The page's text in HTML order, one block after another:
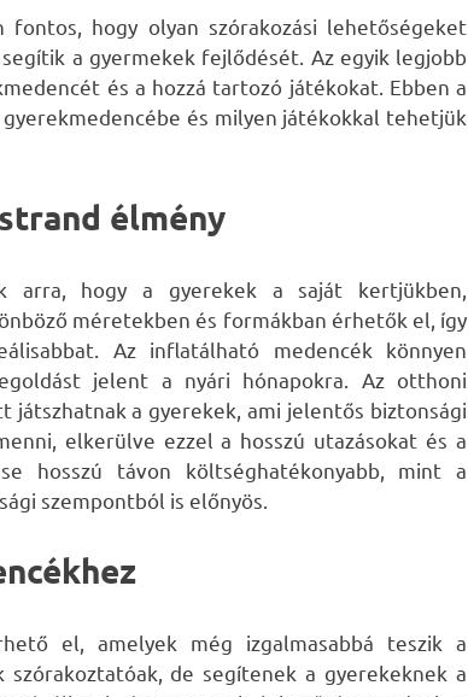
hogy olyan szórakozási lehetőségeket
a gyermekek fejlődését. Az egyik legjobb
és a hozzá tartozó játékokat. Ebben a
és milyen játékokkal tehetjük
élmény
arra, hogy a gyerekek a saját kertjükben,
méretekben és formákban érhetők el, így
Az inflatálható medencék könnyen
jelent a nyári hónapokra. Az otthoni
a gyerekek, ami jelentős biztonsági
elkerülve ezzel a hosszú utazásokat és a
hosszú távon költséghatékonyabb, mint a
szempontból is előnyös.
el, amelyek még izgalmasabbá teszik a
szórakoztatóak, de segítenek a gyerekeknek a